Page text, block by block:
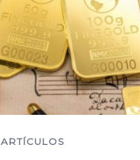
ARTÍCULOS